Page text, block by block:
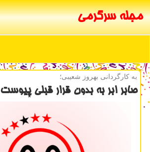
مجله سرگرمی
به كارگردانی بهروز شعیبی؛
صابر ابر به بدون قرار قبلی پیوست